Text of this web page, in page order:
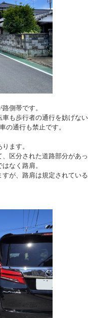
側帯です。
も歩行者の通行を妨げな
の通行も禁止です。
ます。
区分された道路部分があ
なく路肩。
が、路肩は規定されてい